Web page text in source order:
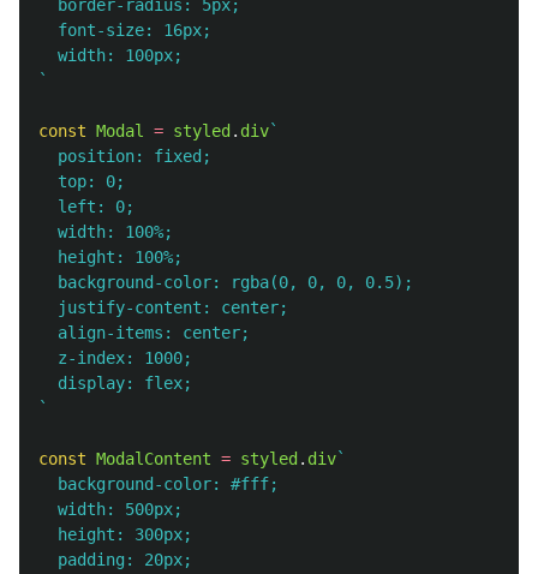
  border-radius: 5px;
  font-size: 16px;
  width: 100px;
`
const Modal = styled . div`
  position: fixed;
  top: 0;
  left: 0;
  width: 100%;
  height: 100%;
  background-color: rgba(0, 0, 0, 0.5);
  justify-content: center;
  align-items: center;
  z-index: 1000;
  display: flex;
`
const ModalContent = styled . div`
  background-color: #fff;
  width: 500px;
  height: 300px;
  padding: 20px;